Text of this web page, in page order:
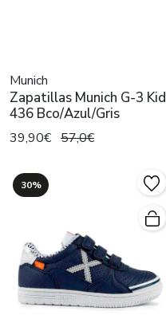
Munich
Zapatillas Munich G-3 Kid
436 Bco/Azul/Gris
39,90€ 57,0€
30%